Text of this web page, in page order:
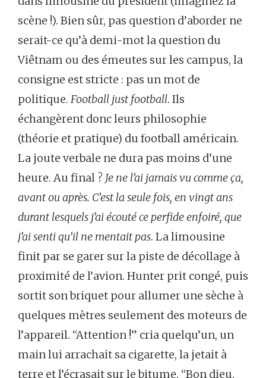
scène !). Bien sûr, pas question d’aborder ne
serait-ce qu’à demi-mot la question du
Viêtnam ou des émeutes sur les campus, la
consigne est stricte : pas un mot de
politique. Football just football. Ils
échangèrent donc leurs philosophie
(théorie et pratique) du football américain.
La joute verbale ne dura pas moins d’une
heure. Au final ? Je ne l’ai jamais vu comme ça,
avant ou après. C’est la seule fois, en vingt ans
durant lesquels j’ai écouté ce perfide enfoiré, que
j’ai senti qu’il ne mentait pas. La limousine
finit par se garer sur la piste de décollage à
proximité de l’avion. Hunter prit congé, puis
sortit son briquet pour allumer une sèche à
quelques mètres seulement des moteurs de
l’appareil. “Attention !” cria quelqu’un, un
main lui arrachait sa cigarette, la jetait à
terre et l’écrasait sur le bitume. “Bon dieu,